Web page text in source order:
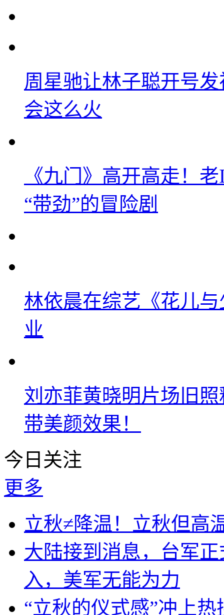
周星驰让林子聪开号
会这么火
《九门》高开高走！
“带劲”的冒险剧
林依晨在综艺《花儿
业
刘亦菲黄晓明片场旧
带美颜效果！
今日关注
更多
立秋≠降温！立秋但高
大陆接到消息，台军
入，美军无能为力
“立秋的仪式感”冲上